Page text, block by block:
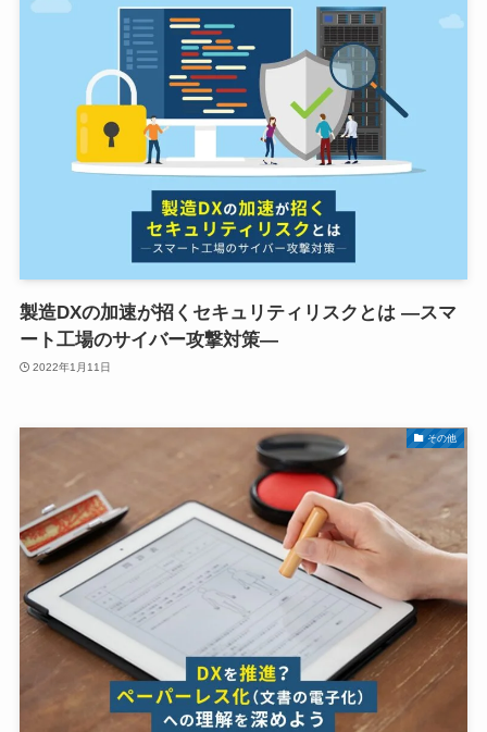
製造DXの加速が招くセキュリティリスクとは ―スマ
ート工場のサイバー攻撃対策―
2022年1月11日
その他